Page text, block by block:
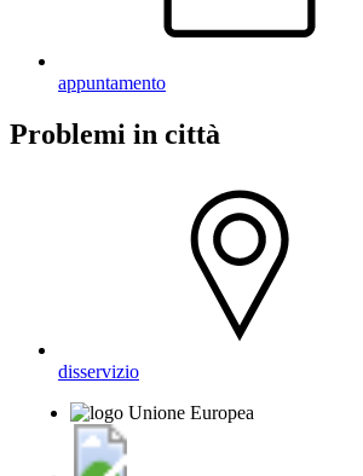
appuntamento
Problemi in città
disservizio